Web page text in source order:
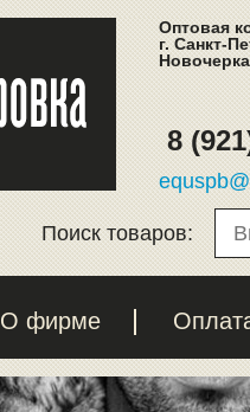
Оптовая
г. Санкт-
8
Поиск товаров:
О фирме